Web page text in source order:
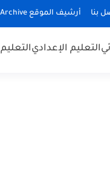
بنا أرشيف الموقع Archive
التعليم الإعدادي